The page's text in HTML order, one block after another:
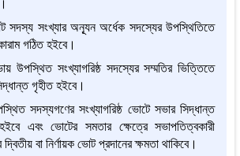
সদস্য সংখ্যার অন্যূন অর্ধেক সদস্যের উপস্থিতিতে
গঠিত হইবে।
উপস্থিত সংখ্যাগরিষ্ঠ সদস্যের সম্মতির ভিত্তিতে
গৃহীত হইবে।
সদস্যগণের সংখ্যাগরিষ্ঠ ভোটে সভার সিদ্ধান্ত
এবং ভোটের সমতার ক্ষেত্রে সভাপতিত্বকারী
বা নির্ণায়ক ভোট প্রদানের ক্ষমতা থাকিবে।